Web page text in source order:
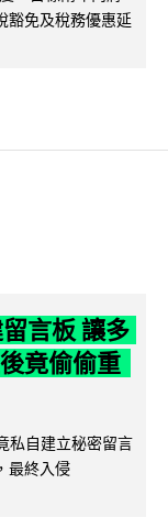
豁免及稅務優惠延
言板 讓多
竟偷偷重
私自建立秘密留言
最終入侵